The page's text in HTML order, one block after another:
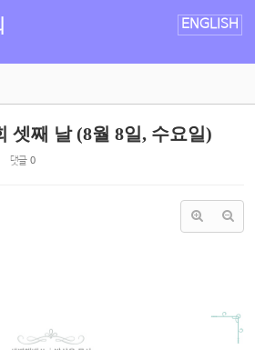
ENGLISH
셋째 날 (8월 8일, 수요일)
댓글 0